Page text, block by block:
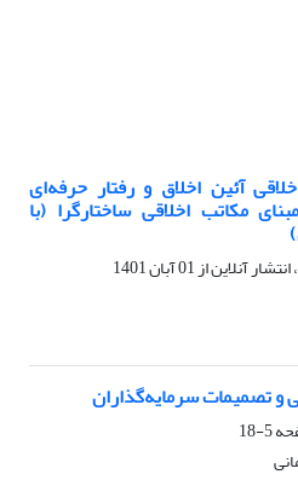
آئین اخلاق و رفتار حرفه‌ای
مکاتب اخلاقی ساختارگرا (با
آنلاین از01 آبان 1401
و تصمیمات سرمایه‌گذاران
5-18